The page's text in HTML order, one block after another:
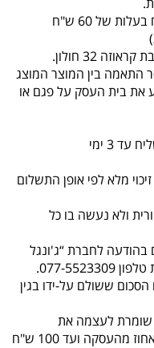
ניתן להחזיר את המוצר באמצעות שליח בעלות של 60 ש"ח
32 חולון.
התאמה בין המוצר המוצג
את בית העסק על פגם או
3 ימי
מלא לפי אופן התשלום
ולא נעשה בו כל
עסקה - הביטול יעשה תוך 14 יום בהודעה לחברת “ג'ונגל
ששולם על-ידו בגין
שומרת לעצמה את
הזכות לגבות מהלקוח דמי טיפול של 5 אחוז מהעסקה ועד 100 ש"ח